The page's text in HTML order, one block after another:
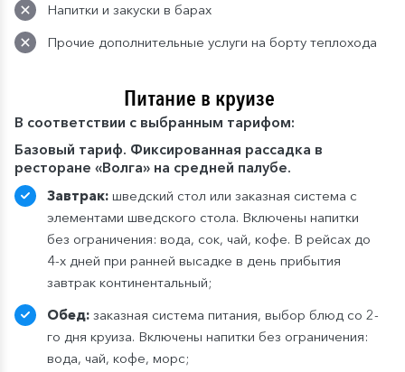
Напитки и закуски в барах
Прочие дополнительные услуги на борту теплохода
Питание в круизе
В соответствии с выбранным тарифом:
Базовый тариф. Фиксированная рассадка в
ресторане «Волга» на средней палубе.
Завтрак: шведский стол или заказная система с
элементами шведского стола. Включены напитки
без ограничения: вода, сок, чай, кофе. В рейсах до
4-х дней при ранней высадке в день прибытия
завтрак континентальный;
Обед: заказная система питания, выбор блюд со 2-
го дня круиза. Включены напитки без ограничения:
вода, чай, кофе, морс;